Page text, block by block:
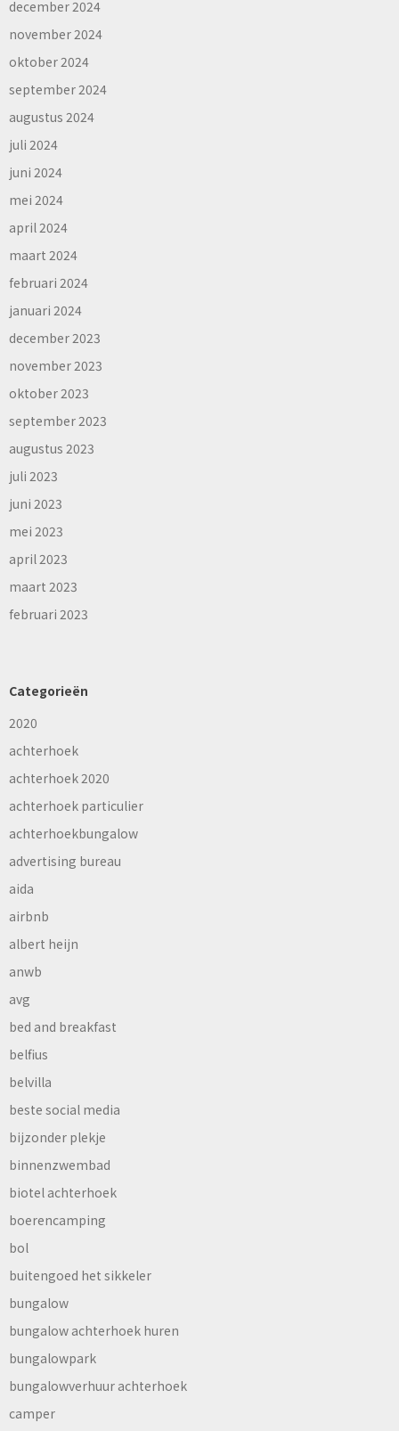
december 2024
november 2024
oktober 2024
september 2024
augustus 2024
juli 2024
juni 2024
mei 2024
april 2024
maart 2024
februari 2024
januari 2024
december 2023
november 2023
oktober 2023
september 2023
augustus 2023
juli 2023
juni 2023
mei 2023
april 2023
maart 2023
februari 2023
Categorieën
2020
achterhoek
achterhoek 2020
achterhoek particulier
achterhoekbungalow
advertising bureau
aida
airbnb
albert heijn
anwb
avg
bed and breakfast
belfius
belvilla
beste social media
bijzonder plekje
binnenzwembad
biotel achterhoek
boerencamping
bol
buitengoed het sikkeler
bungalow
bungalow achterhoek huren
bungalowpark
bungalowverhuur achterhoek
camper